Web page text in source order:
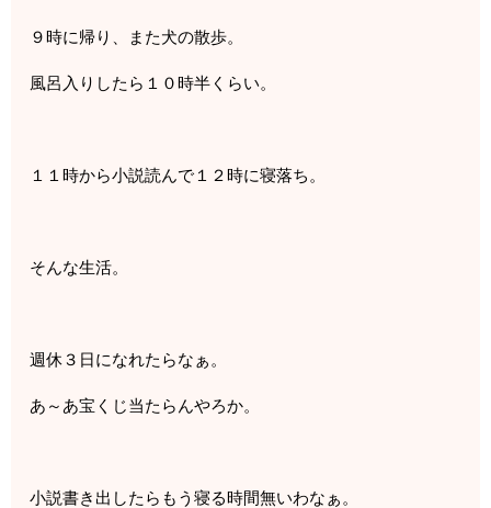
９時に帰り、また犬の散歩。
風呂入りしたら１０時半くらい。
１１時から小説読んで１２時に寝落ち。
そんな生活。
週休３日になれたらなぁ。
あ～あ宝くじ当たらんやろか。
小説書き出したらもう寝る時間無いわなぁ。